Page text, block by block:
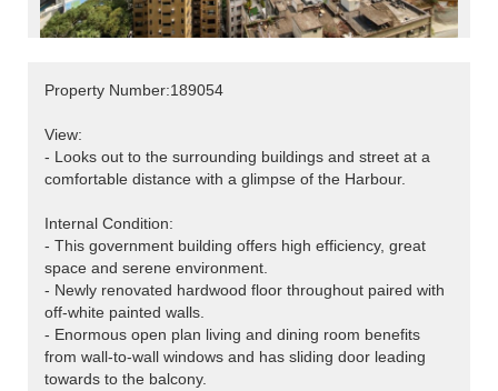
Property Number:189054
View:
- Looks out to the surrounding buildings and street at a
comfortable distance with a glimpse of the Harbour.
Internal Condition:
- This government building offers high efficiency, great
space and serene environment.
- Newly renovated hardwood floor throughout paired with
off-white painted walls.
- Enormous open plan living and dining room benefits
from wall-to-wall windows and has sliding door leading
towards to the balcony.